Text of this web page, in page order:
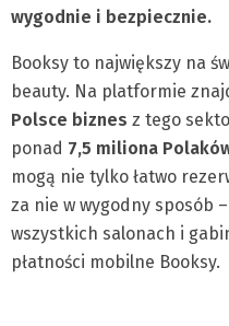
wygodnie i bezpiecznie.
Booksy to największy na
beauty. Na platformie
Polsce biznes z tego
ponad 7,5 miliona
mogą nie tylko łatwo
za nie w wygodny sposób
wszystkich salonach i
płatności mobilne Booksy.